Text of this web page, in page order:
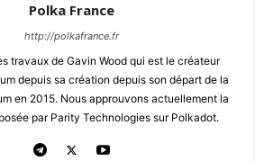
Polka France
http://polkafrance.fr
travaux de Gavin Wood qui est le créateur
depuis sa création depuis son départ de la
en 2015. Nous approuvons actuellement la
par Parity Technologies sur Polkadot.